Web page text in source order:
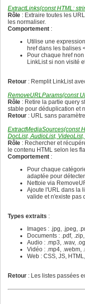
305
306
307
308
310
312
316
318
319
320
321
323
324
325
326
327
329
331
332
336
344
346
289
290
291
292
294
296
299
300
301
302
303
304
305
306
307
308
309
310
311
319
321
322
323
324
325
328
330
ExtractLinks(const HTML:
Rôle : Extraire toutes les
les normaliser.
Comportement :
Utilise une
href dans les balises
Pour chaque href
LinkList si non visité
Retour : Remplit LinkList
RemoveURLParams(const
Rôle : Retire la partie query
stable pour déduplication et
Retour : URL sans
ExtractMediaSources(const
DocList, AudioList,
Rôle : Rechercher et
le contenu HTML selon les
Comportement :
Pour chaque
adaptée pour
Nettoie via
Ajoute l'URL dans la
valide et n'existe pas
Types extraits :
Images : .jpg, .jpeg,
Documents : .pdf,
Audio : .mp3, .wav,
Vidéo : .mp4, .webm,
Web : CSS, JS,
Retour : Les listes passées